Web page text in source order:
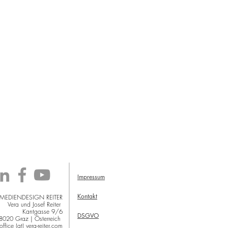
REITER
Vera und Josef Reiter
Kantgasse 9/6
8020 Graz | Österreich
office (at) vera-reiter.com
Impressum
Kontakt
DSGVO